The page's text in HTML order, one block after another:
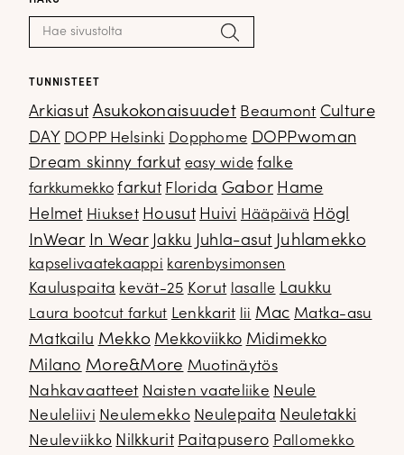
Haku: Hae
TUNNISTEET
Arkiasut Asukokonaisuudet Beaumont Culture
DAY DOPP Helsinki Dopphome DOPPwoman
Dream skinny farkut easy wide falke
farkkumekko farkut Florida Gabor Hame
Helmet Hiukset Housut Huivi Hääpäivä Högl
InWear In Wear Jakku Juhla-asut Juhlamekko
kapselivaatekaappi karenbysimonsen
Kauluspaita kevät-25 Korut lasalle Laukku
Laura bootcut farkut Lenkkarit lii Mac Matka-asu
Matkailu Mekko Mekkoviikko Midimekko
Milano More&More Muotinäytös
Nahkavaatteet Naisten vaateliike Neule
Neuleliivi Neulemekko Neulepaita Neuletakki
Neuleviikko Nilkkurit Paitapusero Pallomekko